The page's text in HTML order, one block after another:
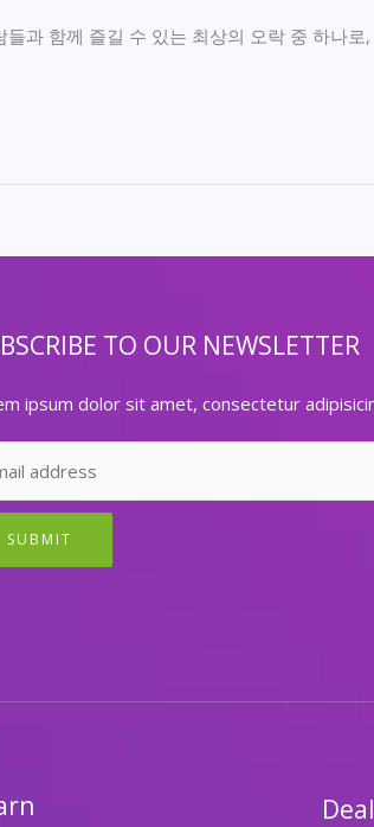
과 함께 즐길 수 있는 최상의 오락 중 하나로
TO OUR NEWSLETTER
ipsum dolor sit amet, consectetur
SUBMIT